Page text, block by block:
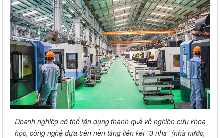
Doanh nghiệp có thể tận dụng thành quả về nghiên cứu khoa
học, công nghệ dựa trên nền tảng liên kết "3 nhà" (nhà nước,